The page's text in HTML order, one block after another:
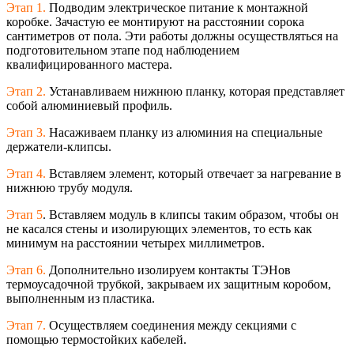
Этап 1. Подводим электрическое питание к монтажной
коробке. Зачастую ее монтируют на расстоянии сорока
сантиметров от пола. Эти работы должны осуществляться на
подготовительном этапе под наблюдением
квалифицированного мастера.
Этап 2. Устанавливаем нижнюю планку, которая представляет
собой алюминиевый профиль.
Этап 3. Насаживаем планку из алюминия на специальные
держатели-клипсы.
Этап 4. Вставляем элемент, который отвечает за нагревание в
нижнюю трубу модуля.
Этап 5. Вставляем модуль в клипсы таким образом, чтобы он
не касался стены и изолирующих элементов, то есть как
минимум на расстоянии четырех миллиметров.
Этап 6. Дополнительно изолируем контакты ТЭНов
термоусадочной трубкой, закрываем их защитным коробом,
выполненным из пластика.
Этап 7. Осуществляем соединения между секциями с
помощью термостойких кабелей.